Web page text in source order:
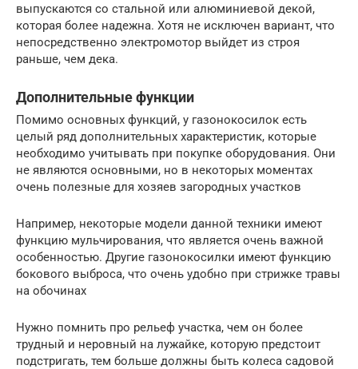
выпускаются со стальной или алюминиевой декой,
которая более надежна. Хотя не исключен вариант, что
непосредственно электромотор выйдет из строя
раньше, чем дека.
Дополнительные функции
Помимо основных функций, у газонокосилок есть
целый ряд дополнительных характеристик, которые
необходимо учитывать при покупке оборудования. Они
не являются основными, но в некоторых моментах
очень полезные для хозяев загородных участков
Например, некоторые модели данной техники имеют
функцию мульчирования, что является очень важной
особенностью. Другие газонокосилки имеют функцию
бокового выброса, что очень удобно при стрижке травы
на обочинах
Нужно помнить про рельеф участка, чем он более
трудный и неровный на лужайке, которую предстоит
подстригать, тем больше должны быть колеса садовой